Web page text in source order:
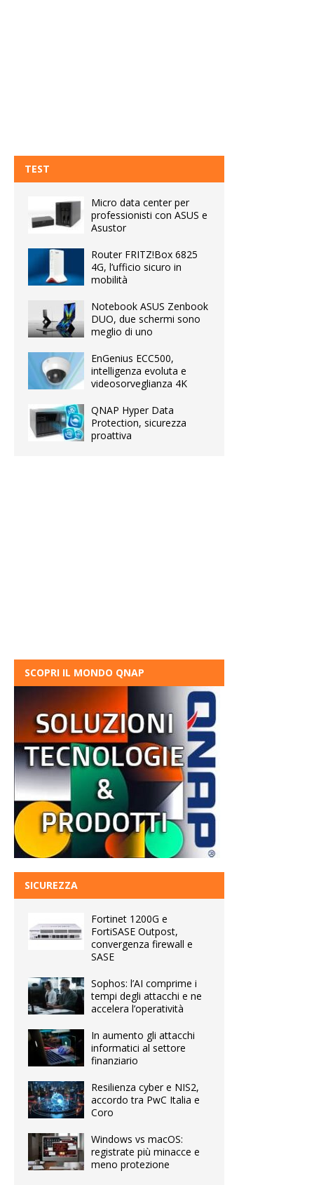
TEST
Micro data center per
professionisti con ASUS e
Asustor
Router FRITZ!Box 6825
4G, l’ufficio sicuro in
mobilità
Notebook ASUS Zenbook
DUO, due schermi sono
meglio di uno
EnGenius ECC500,
intelligenza evoluta e
videosorveglianza 4K
QNAP Hyper Data
Protection, sicurezza
proattiva
SCOPRI IL MONDO QNAP
SICUREZZA
Fortinet 1200G e
FortiSASE Outpost,
convergenza firewall e
SASE
Sophos: l’AI comprime i
tempi degli attacchi e ne
accelera l’operatività
In aumento gli attacchi
informatici al settore
finanziario
Resilienza cyber e NIS2,
accordo tra PwC Italia e
Coro
Windows vs macOS:
registrate più minacce e
meno protezione